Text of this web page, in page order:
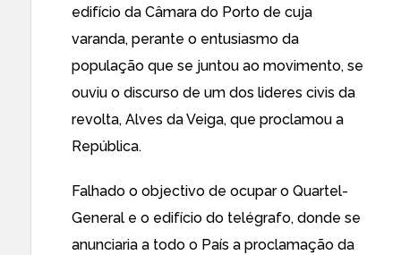
edifício da Câmara do Porto de cuja
varanda, perante o entusiasmo da
população que se juntou ao movimento, se
ouviu o discurso de um dos lideres civis da
revolta, Alves da Veiga, que proclamou a
República.
Falhado o objectivo de ocupar o Quartel-
General e o edifício do telégrafo, donde se
anunciaria a todo o País a proclamação da